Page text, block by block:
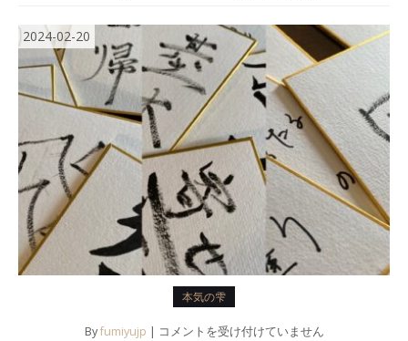
2024-02-20
本気の雫
Byfumiyujp | は
コメントを受け付けていません